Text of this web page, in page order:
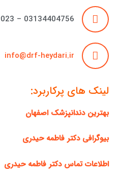
03134404756 – 09138299023
info@drf-heydari.ir
لینک های پرکاربرد:
بهترین دندانپزشک اصفهان
بیوگرافی دکتر فاطمه حیدری
اطلاعات تماس دکتر فاطمه حیدری